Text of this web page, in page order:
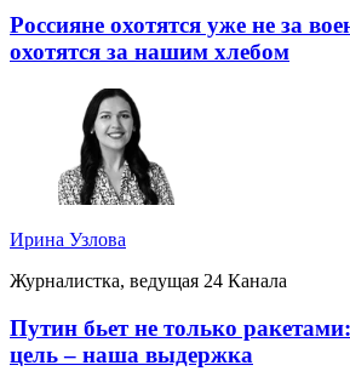
Россияне охотятся уже не за
охотятся за нашим хлебом
Ирина Узлова
Журналистка, ведущая 24 Канала
Путин бьет не только
цель – наша выдержка